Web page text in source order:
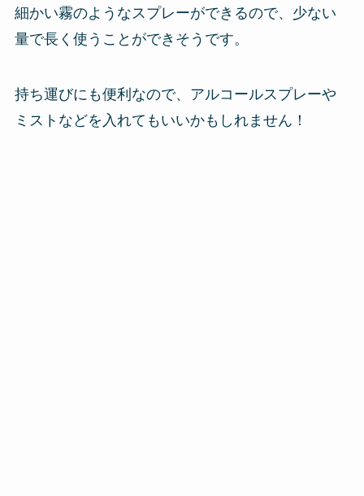
細かい霧のようなスプレーができるので、少ない
量で長く使うことができそうです。
持ち運びにも便利なので、アルコールスプレーや
ミストなどを入れてもいいかもしれません！